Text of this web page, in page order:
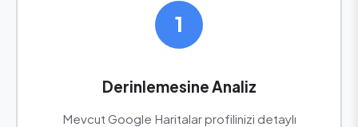
1
Derinlemesine Analiz
Mevcut Google Haritalar profilinizi detaylı